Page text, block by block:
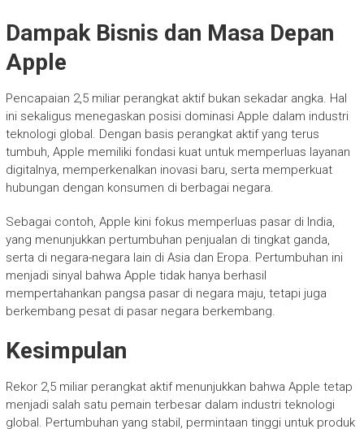
Dampak Bisnis dan Masa Depan
Apple
Pencapaian 2,5 miliar perangkat aktif bukan sekadar angka. Hal
ini sekaligus menegaskan posisi dominasi Apple dalam industri
teknologi global. Dengan basis perangkat aktif yang terus
tumbuh, Apple memiliki fondasi kuat untuk memperluas layanan
digitalnya, memperkenalkan inovasi baru, serta memperkuat
hubungan dengan konsumen di berbagai negara.
Sebagai contoh, Apple kini fokus memperluas pasar di India,
yang menunjukkan pertumbuhan penjualan di tingkat ganda,
serta di negara-negara lain di Asia dan Eropa. Pertumbuhan ini
menjadi sinyal bahwa Apple tidak hanya berhasil
mempertahankan pangsa pasar di negara maju, tetapi juga
berkembang pesat di pasar negara berkembang.
Kesimpulan
Rekor 2,5 miliar perangkat aktif menunjukkan bahwa Apple tetap
menjadi salah satu pemain terbesar dalam industri teknologi
global. Pertumbuhan yang stabil, permintaan tinggi untuk produk